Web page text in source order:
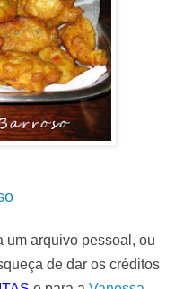
um arquivo pessoal, ou
de dar os créditos